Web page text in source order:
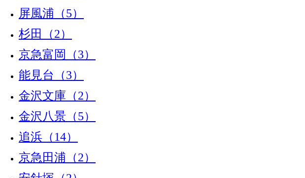
屏風浦（5）
杉田（2）
京急富岡（3）
能見台（3）
金沢文庫（2）
金沢八景（5）
追浜（14）
京急田浦（2）